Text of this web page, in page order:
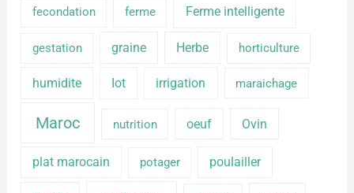
fecondation ferme Ferme intelligente
gestation graine Herbe horticulture
humidite Iot irrigation maraichage
Maroc nutrition oeuf Ovin
plat marocain potager poulailler